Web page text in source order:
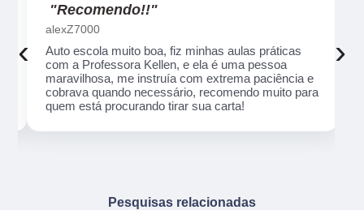
"Recomendo!!"
alexZ7000
Auto escola muito boa, fiz minhas aulas práticas
com a Professora Kellen, e ela é uma pessoa
maravilhosa, me instruía com extrema paciência e
cobrava quando necessário, recomendo muito para
quem está procurando tirar sua carta!
‹ ›
Pesquisas relacionadas